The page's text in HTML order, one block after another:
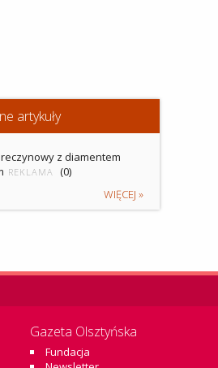
artykuły
z diamentem
REKLAMA (0)
WIĘCEJ »
Gazeta Olsztyńska
Fundacja